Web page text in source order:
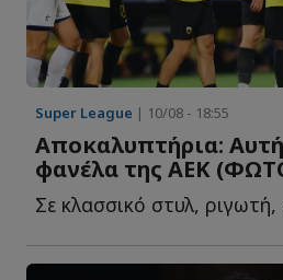
Super League | 10/08 - 18:55
Αποκαλυπτήρια: Αυτή
φανέλα της ΑΕΚ